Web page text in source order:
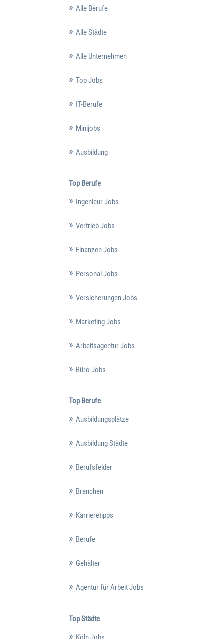
Alle Berufe
Alle Städte
Alle Unternehmen
Top Jobs
IT-Berufe
Minijobs
Ausbildung
Top Berufe
Ingenieur Jobs
Vertrieb Jobs
Finanzen Jobs
Personal Jobs
Versicherungen Jobs
Marketing Jobs
Arbeitsagentur Jobs
Büro Jobs
Top Berufe
Ausbildungsplätze
Ausbildung Städte
Berufsfelder
Branchen
Karrieretipps
Berufe
Gehälter
Agentur für Arbeit Jobs
Top Städte